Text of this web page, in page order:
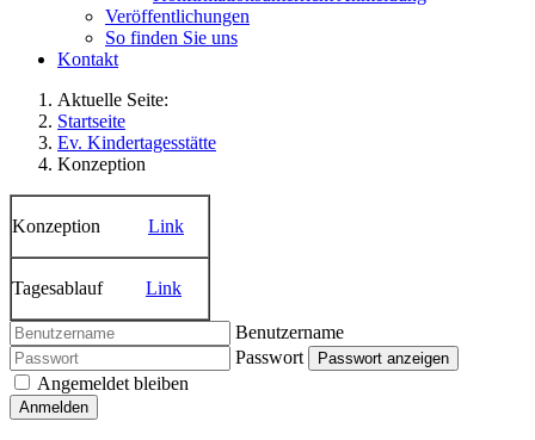
Veröffentlichungen
So finden Sie uns
Kontakt
Aktuelle Seite:
Startseite
Ev. Kindertagesstätte
Konzeption
Konzeption Link
Tagesablauf Link
Benutzername
Passwort
Passwort anzeigen
Angemeldet bleiben
Anmelden